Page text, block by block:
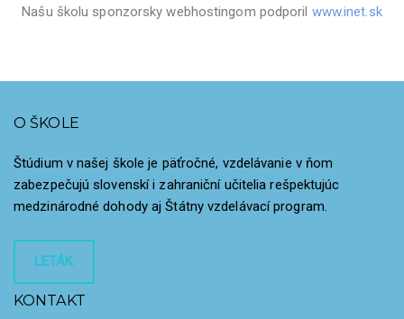
Našu školu sponzorsky webhostingom podporil www.inet.sk
O ŠKOLE
Štúdium v našej škole je päťročné, vzdelávanie v ňom
zabezpečujú slovenskí i zahraniční učitelia rešpektujúc
medzinárodné dohody aj Štátny vzdelávací program.
LETÁK
KONTAKT